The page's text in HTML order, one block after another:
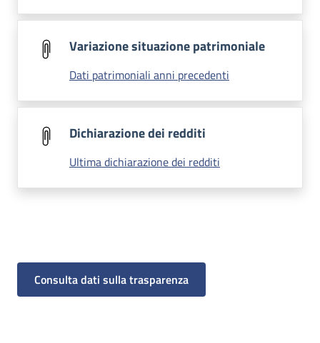
Variazione situazione patrimoniale
Dati patrimoniali anni precedenti
Dichiarazione dei redditi
Ultima dichiarazione dei redditi
Consulta dati sulla trasparenza